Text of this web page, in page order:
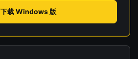
下载 Windows 版